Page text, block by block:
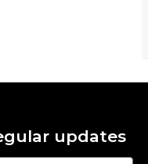
updates